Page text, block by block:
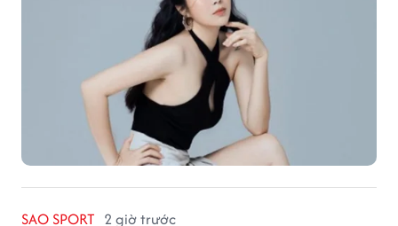
SAO SPORT 2 giờ trước